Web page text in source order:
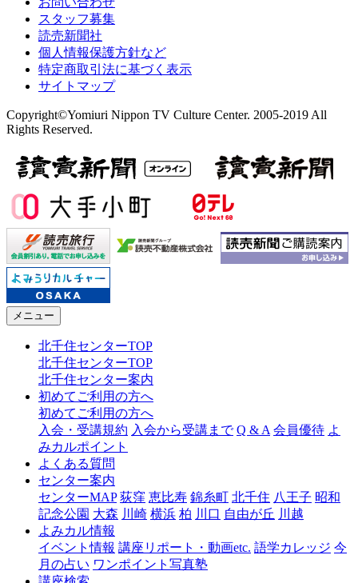
スタッフ募集
読売新聞社
個人情報保護方針など
特定商取引法に基づく表示
サイトマップ
Copyright©Yomiuri Nippon TV Culture Center. 2005-2019 All
Rights Reserved.
メニュー
北千住センターTOP
北千住センターTOP
北千住センター案内
初めてご利用の方へ
初めてご利用の方へ
入会・受講規約 入会から受講まで Q & A 会員優待 よ
みカルポイント
よくある質問
センター案内
センターMAP 荻窪 恵比寿 錦糸町 北千住 八王子 昭和
記念公園 大森 川崎 横浜 柏 川口 自由が丘 川越
よみカル情報
イベント情報 講座リポート・動画etc. 語学カレッジ 今
月の占い ワンポイント写真塾